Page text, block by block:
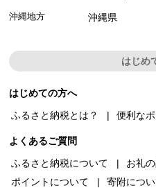
沖縄地方 沖縄県
はじめ
はじめての方へ
ふるさと納税とは？
便利な
よくあるご質問
ふるさと納税について
お礼
ポイントについて
寄附につ